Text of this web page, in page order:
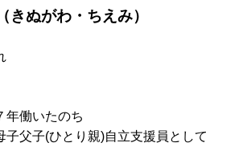
ぬがわ・ちえみ）
年働いたのち
子父子(ひとり親)自立支援員として